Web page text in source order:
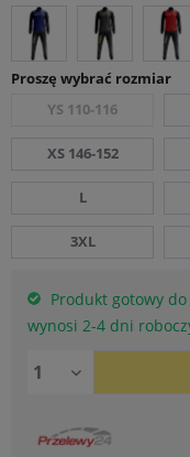
Proszę wybrać rozmiar
YS 110-116
XS 146-152
L
3XL
Produkt gotowy do
wynosi 2-4 dni